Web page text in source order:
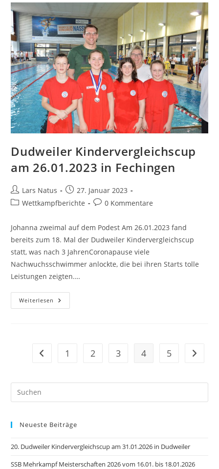
Beim
12.
Süddeutschen
Schwimmerischen
Mehrkampf
2023
Dudweiler Kindervergleichscup
am 26.01.2023 in Fechingen
Beitrags-
Autor:
Lars Natus
Beitrag
veröffentlicht:
27. Januar 2023
Beitrags-
Wettkampfberichte
Beitrags-
0 Kommentare
Johanna zweimal auf dem Podest Am 26.01.2023 fand
bereits zum 18. Mal der Dudweiler Kindervergleichscup
statt, was nach 3 JahrenCoronapause viele
Nachwuchsschwimmer anlockte, die bei ihren Starts tolle
Leistungen zeigten.…
Weiterlesen Dudweiler
Kindervergleichscup
Zur vorherigen Seite
1 2 3 4 5 Zur
Neueste Beiträge
20. Dudweiler Kindervergleichscup am 31.01.2026 in Dudweiler
SSB Mehrkampf Meisterschaften 2026 vom 16.01. bis 18.01.2026